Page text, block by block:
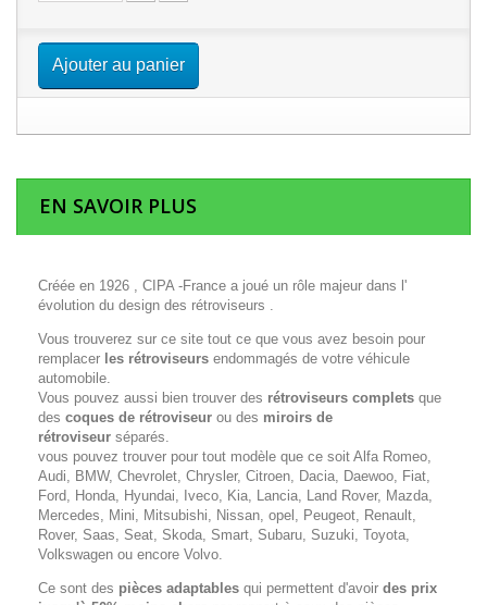
Ajouter au panier
EN SAVOIR PLUS
Créée en 1926 , CIPA -France a joué un rôle majeur dans l'
évolution du design des rétroviseurs .
Vous trouverez sur ce site tout ce que vous avez besoin pour
remplacer les rétroviseurs endommagés de votre véhicule
automobile.
Vous pouvez aussi bien trouver des rétroviseurs complets que
des coques de rétroviseur ou des miroirs de
rétroviseur séparés.
vous pouvez trouver pour tout modèle que ce soit Alfa Romeo,
Audi, BMW, Chevrolet, Chrysler, Citroen, Dacia, Daewoo, Fiat,
Ford, Honda, Hyundai, Iveco, Kia, Lancia, Land Rover, Mazda,
Mercedes, Mini, Mitsubishi, Nissan, opel, Peugeot, Renault,
Rover, Saas, Seat, Skoda, Smart, Subaru, Suzuki, Toyota,
Volkswagen ou encore Volvo.
Ce sont des pièces adaptables qui permettent d'avoir des prix